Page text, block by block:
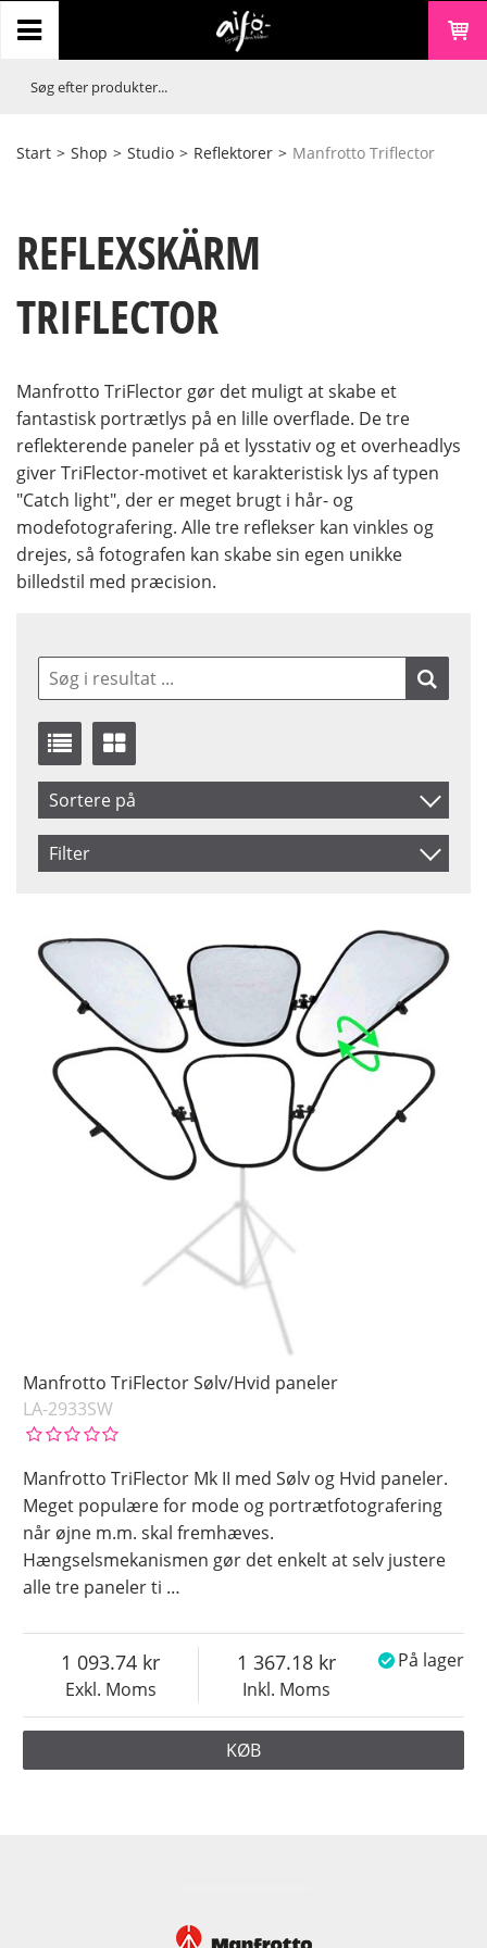
Start > Shop > Studio > Reflektorer > Manfrotto Triflector
REFLEXSKÄRM
TRIFLECTOR
Manfrotto TriFlector gør det muligt at skabe et
fantastisk portrætlys på en lille overflade. De tre
reflekterende paneler på et lysstativ og et overheadlys
giver TriFlector-motivet et karakteristisk lys af typen
"Catch light", der er meget brugt i hår- og
modefotografering. Alle tre reflekser kan vinkles og
drejes, så fotografen kan skabe sin egen unikke
billedstil med præcision.
Sortere på
Navn
Filter
Manfrotto TriFlector Sølv/Hvid paneler
LA-2933SW
Manfrotto TriFlector Mk II med Sølv og Hvid paneler.
Meget populære for mode og portrætfotografering
når øjne m.m. skal fremhæves.
Hængselsmekanismen gør det enkelt at selv justere
alle tre paneler ti …
Exkl. Moms
1 093.74
Inkl. Moms
1 367.18 På lager
KØB